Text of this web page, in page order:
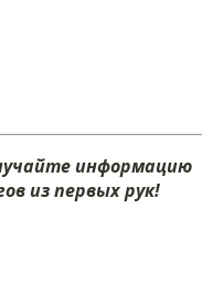
информацию
из первых рук!